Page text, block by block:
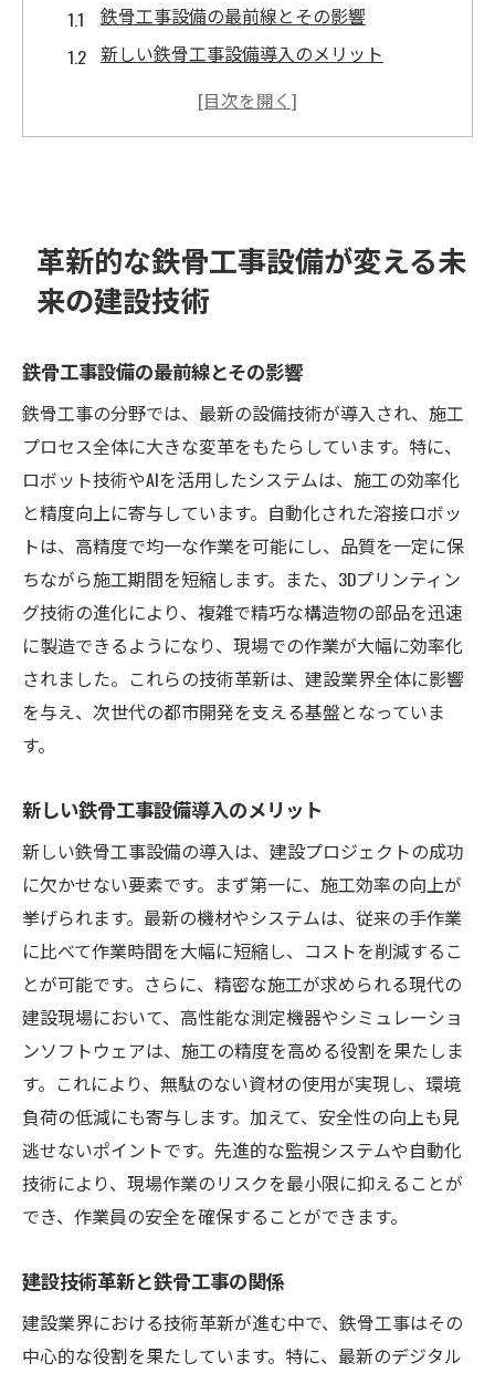
鉄骨工事設備の最前線とその影響
新しい鉄骨工事設備導入のメリット
建設技術革新と鉄骨工事の関係
デジタル技術融合で進化する鉄骨工事の効率化
デジタル技術がもたらす鉄骨工事の革新
鉄骨工事とデジタルツールの最適な融合
デジタル技術で変わる鉄骨工事の未来
鉄骨工事のデジタル革命とその効果
デジタル技術導入による鉄骨工事の変貌
安全性と耐久性を強化する最新の鉄骨工事技術
鉄骨工事の安全性向上を支える技術
耐久性を高める最新鉄骨工事技術の活用
安全性を確保するための鉄骨工事の革新
耐久性向上に貢献する鉄骨工事の新技術
鉄骨工事における安全対策の最前線
未来の都市を形作る次世代鉄骨工事の可能性
次世代鉄骨工事がもたらす都市の未来像
未来都市構築に貢献する鉄骨工事技術
次世代鉄骨工事と都市計画の新展開
鉄骨工事が未来の建築に与える影響
次世代鉄骨工事が描く都市の未来
未来を切り拓く鉄骨工事技術の可能性
施工管理のスマート化で実現する鉄骨工事の革
新
スマート管理が変える鉄骨工事の現場
施工管理革新による鉄骨工事の効率化
鉄骨工事におけるスマート管理の役割
未来
スマート施工管理で進化する鉄骨工事
施工管理技術革新と鉄骨工事の相乗効果
革新的な鉄骨工事設備が変える未
来の建設技術
鉄骨工事設備の最前線とその影響
鉄骨工事の分野では、最新の設備技術が導入され、施工
プロセス全体に大きな変革をもたらしています。特に、
ロボット技術やAIを活用したシステムは、施工の効率化
と精度向上に寄与しています。自動化された溶接ロボッ
トは、高精度で均一な作業を可能にし、品質を一定に保
ちながら施工期間を短縮します。また、3Dプリンティン
グ技術の進化により、複雑で精巧な構造物の部品を迅速
に製造できるようになり、現場での作業が大幅に効率化
されました。これらの技術革新は、建設業界全体に影響
を与え、次世代の都市開発を支える基盤となっていま
す。
新しい鉄骨工事設備導入のメリット
新しい鉄骨工事設備の導入は、建設プロジェクトの成功
に欠かせない要素です。まず第一に、施工効率の向上が
挙げられます。最新の機材やシステムは、従来の手作業
に比べて作業時間を大幅に短縮し、コストを削減するこ
とが可能です。さらに、精密な施工が求められる現代の
建設現場において、高性能な測定機器やシミュレーショ
ンソフトウェアは、施工の精度を高める役割を果たしま
す。これにより、無駄のない資材の使用が実現し、環境
負荷の低減にも寄与します。加えて、安全性の向上も見
逃せないポイントです。先進的な監視システムや自動化
技術により、現場作業のリスクを最小限に抑えることが
でき、作業員の安全を確保することができます。
建設技術革新と鉄骨工事の関係
建設業界における技術革新が進む中で、鉄骨工事はその
中心的な役割を果たしています。特に、最新のデジタル